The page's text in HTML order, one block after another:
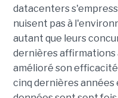
datacenters
nuisent pas à
autant que leurs
dernières affirmations
amélioré son efficacité
cinq dernières années